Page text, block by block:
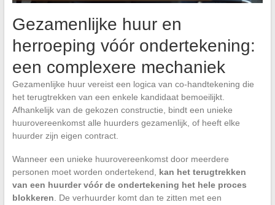
Gezamenlijke huur en
herroeping vóór ondertekening:
een complexere mechaniek
Gezamenlijke huur vereist een logica van co-handtekening die
het terugtrekken van een enkele kandidaat bemoeilijkt.
Afhankelijk van de gekozen constructie, bindt een unieke
huurovereenkomst alle huurders gezamenlijk, of heeft elke
huurder zijn eigen contract.
Wanneer een unieke huurovereenkomst door meerdere
personen moet worden ondertekend, kan het terugtrekken
van een huurder vóór de ondertekening het hele proces
blokkeren. De verhuurder komt dan te zitten met een